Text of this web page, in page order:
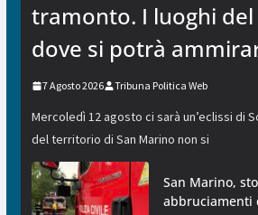
tramonto. I luoghi
dove si potrà
7 Agosto 2026 Tribuna Politica Web
Mercoledì 12 agosto ci sarà un’eclissi di
del territorio di San Marino non si
San Marino,
abbruciamenti